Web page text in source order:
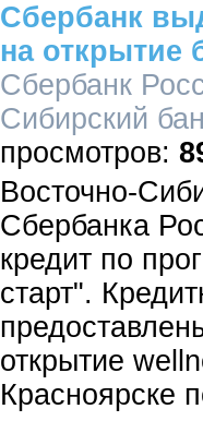
Сбербанк
на открытие
Сбербанк
Сибирский
Восточно-
Сбербанка
кредит по
старт".
открытие
Красноярске